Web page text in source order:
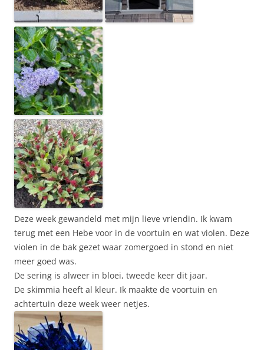
Deze week gewandeld met mijn lieve vriendin. Ik kwam
terug met een Hebe voor in de voortuin en wat violen. Deze
violen in de bak gezet waar zomergoed in stond en niet
meer goed was.
De sering is alweer in bloei, tweede keer dit jaar.
De skimmia heeft al kleur. Ik maakte de voortuin en
achtertuin deze week weer netjes.